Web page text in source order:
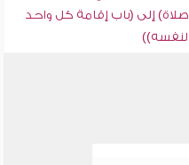
صلاة) إلى (باب إقامة كل واحد
لنفسه))